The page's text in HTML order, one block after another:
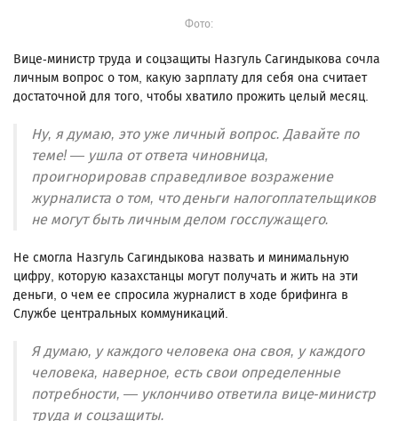
Фото:
Вице-министр труда и соцзащиты Назгуль Сагиндыкова сочла
личным вопрос о том, какую зарплату для себя она считает
достаточной для того, чтобы хватило прожить целый месяц.
Ну, я думаю, это уже личный вопрос. Давайте по
теме! — ушла от ответа чиновница,
проигнорировав справедливое возражение
журналиста о том, что деньги налогоплательщиков
не могут быть личным делом госслужащего.
Не смогла Назгуль Сагиндыкова назвать и минимальную
цифру, которую казахстанцы могут получать и жить на эти
деньги, о чем ее спросила журналист в ходе брифинга в
Службе центральных коммуникаций.
Я думаю, у каждого человека она своя, у каждого
человека, наверное, есть свои определенные
потребности, — уклончиво ответила вице-министр
труда и соцзащиты.